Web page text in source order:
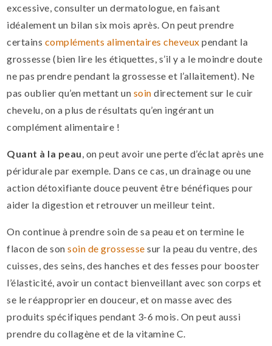
excessive, consulter un dermatologue, en faisant
idéalement un bilan six mois après. On peut prendre
certains compléments alimentaires cheveux pendant la
grossesse (bien lire les étiquettes, s’il y a le moindre doute
ne pas prendre pendant la grossesse et l’allaitement). Ne
pas oublier qu’en mettant un soin directement sur le cuir
chevelu, on a plus de résultats qu’en ingérant un
complément alimentaire !
Quant à la peau, on peut avoir une perte d’éclat après une
péridurale par exemple. Dans ce cas, un drainage ou une
action détoxifiante douce peuvent être bénéfiques pour
aider la digestion et retrouver un meilleur teint.
On continue à prendre soin de sa peau et on termine le
flacon de sonsoin de grossesse sur la peau du ventre, des
cuisses, des seins, des hanches et des fesses pour booster
l’élasticité, avoir un contact bienveillant avec son corps et
se le réapproprier en douceur, et on masse avec des
produits spécifiques pendant 3-6 mois. On peut aussi
prendre du collagène et de la vitamine C.